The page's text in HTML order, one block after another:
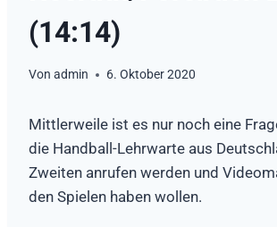
(14:14)
Von admin 6. Oktober 2020
Mittlerweile ist es nur noch eine
die Handball-Lehrwarte aus
Zweiten anrufen werden und
den Spielen haben wollen.